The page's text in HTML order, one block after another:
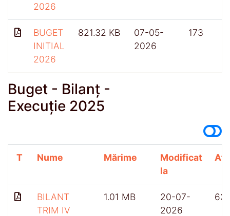
2026
BUGET
INITIAL
2026
821.32 KB
07-05-
2026
173
Buget - Bilanț -
Execuție 2025
T Nume Mărime
Modificat
la
BILANT
TRIM IV
1.01 MB
20-07-
2026
63